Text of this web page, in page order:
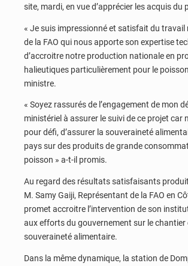
site, mardi, en vue d’apprécier les acquis du
« Je suis impressionné et satisfait du travail
de la FAO qui nous apporte son expertise
d’accroitre notre production nationale en
halieutiques particulièrement pour le
ministre.
« Soyez rassurés de l’engagement de mon
ministériel à assurer le suivi de ce projet car
pour défi, d’assurer la souveraineté
pays sur des produits de grande
poisson » a-t-il promis.
Au regard des résultats satisfaisants
M. Samy Gaiji, Représentant de la FAO en
promet accroitre l’intervention de son
aux efforts du gouvernement sur le chantier
souveraineté alimentaire.
Dans la même dynamique, la station de